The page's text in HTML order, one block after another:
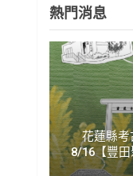
熱門消息
花蓮縣
8/16【豐